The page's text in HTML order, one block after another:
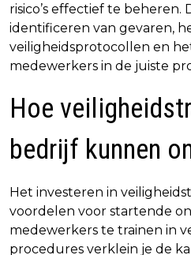
risico’s effectief te beheren.
identificeren van gevaren,
veiligheidsprotocollen en
medewerkers in de juiste
Hoe
bedrijf kunnen
Het investeren in
voordelen voor startende
medewerkers te trainen in
procedures verklein je de